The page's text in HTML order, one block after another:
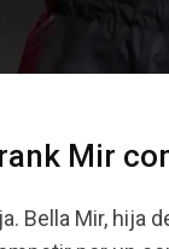
Mir
Bella Mir, hija